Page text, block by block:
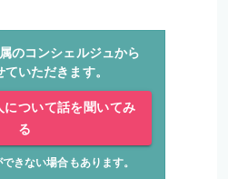
のコンシェルジュから
いただきます。
について話を聞いてみ
る
きない場合もあります。